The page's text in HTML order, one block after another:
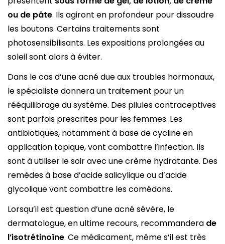
ou de pâte. Ils agiront en profondeur pour dissoudre
les boutons. Certains traitements sont
photosensibilisants. Les expositions prolongées au
soleil sont alors à éviter.
Dans le cas d’une acné due aux troubles hormonaux,
le spécialiste donnera un traitement pour un
rééquilibrage du système. Des pilules contraceptives
sont parfois prescrites pour les femmes. Les
antibiotiques, notamment à base de cycline en
application topique, vont combattre l’infection. Ils
sont à utiliser le soir avec une crème hydratante. Des
remèdes à base d’acide salicylique ou d’acide
glycolique vont combattre les comédons.
Lorsqu’il est question d’une acné sévère, le
dermatologue, en ultime recours, recommandera de
l’isotrétinoïne. Ce médicament, même s’il est très